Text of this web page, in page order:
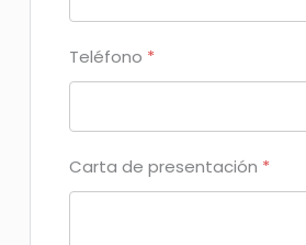
Teléfono *
Carta de presentación *